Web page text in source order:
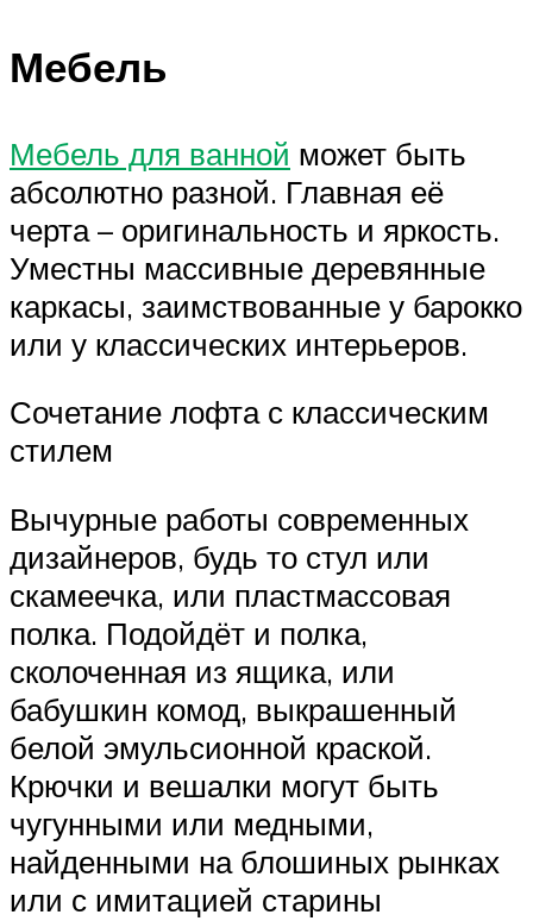
Мебель
Мебель для ванной может быть
абсолютно разной. Главная её
черта – оригинальность и яркость.
Уместны массивные деревянные
каркасы, заимствованные у барокко
или у классических интерьеров.
Сочетание лофта с классическим
стилем
Вычурные работы современных
дизайнеров, будь то стул или
скамеечка, или пластмассовая
полка. Подойдёт и полка,
сколоченная из ящика, или
бабушкин комод, выкрашенный
белой эмульсионной краской.
Крючки и вешалки могут быть
чугунными или медными,
найденными на блошиных рынках
или с имитацией старины